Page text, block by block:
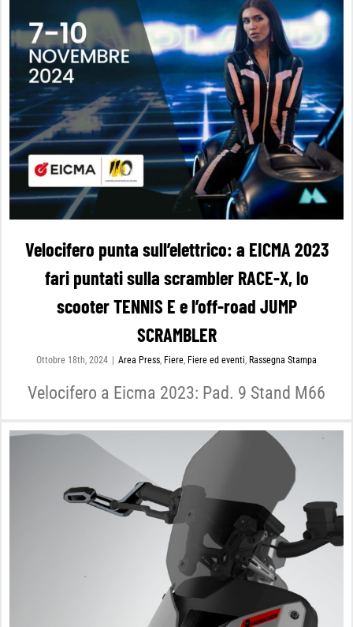
Velocifero punta sull’elettrico: a EICMA 2023
fari puntati sulla scrambler RACE-X, lo
scooter TENNIS E e l’off-road JUMP
SCRAMBLER
Ottobre 18th, 2024 Area Press, Fiere, Fiere ed eventi, Rassegna Stampa
Velocifero a Eicma 2023: Pad. 9 Stand M66